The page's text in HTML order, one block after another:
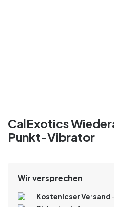
CalExotics
Punkt-Vibrator
Wir versprechen
Kostenloser Versand